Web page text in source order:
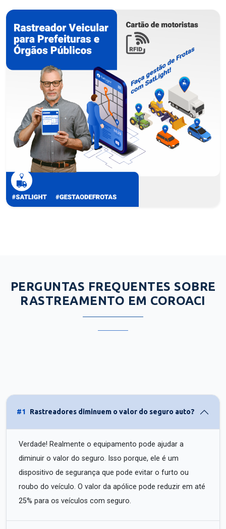
PERGUNTAS FREQUENTES SOBRE
RASTREAMENTO EM COROACI
#1 Rastreadores diminuem o valor do seguro auto?
Verdade! Realmente o equipamento pode ajudar a
diminuir o valor do seguro. Isso porque, ele é um
dispositivo de segurança que pode evitar o furto ou
roubo do veículo. O valor da apólice pode reduzir em até
25% para os veículos com seguro.